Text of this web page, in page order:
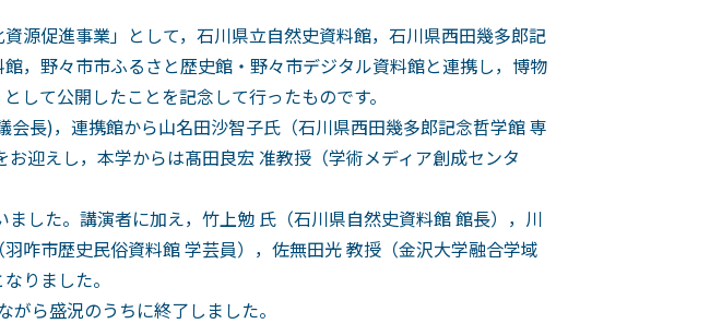
源促進事業」として，石川県立自然史資料館，石川県西田幾多郎記
，野々市市ふるさと歴史館・野々市デジタル資料館と連携し，博物
して公開したことを記念して行ったものです。
長)，連携館から山名田沙智子氏（石川県西田幾多郎記念哲学館 専
迎えし，本学からは髙田良宏 准教授（学術メディア創成センタ
した。講演者に加え，竹上勉 氏（石川県自然史資料館 館長），川
咋市歴史民俗資料館 学芸員），佐無田光 教授（金沢大学融合学域
りました。
ら盛況のうちに終了しました。